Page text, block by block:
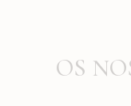
OS